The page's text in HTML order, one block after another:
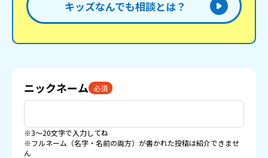
キッズなんでも相談とは？
ニックネーム 必須
※3〜20文字で入力してね
※フルネーム（名字・名前の両方）が書かれた投稿は紹介できませ
ん